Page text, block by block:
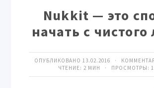
Nukkit — это
начать с чистого
ОПУБЛИКОВАНО 13.02.2016 ·
ЧТЕНИЕ: 2 МИН · ПРОСМОТРЫ: